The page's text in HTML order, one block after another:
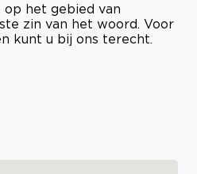
op het gebied van
zin van het woord. Voor
kunt u bij ons terecht.